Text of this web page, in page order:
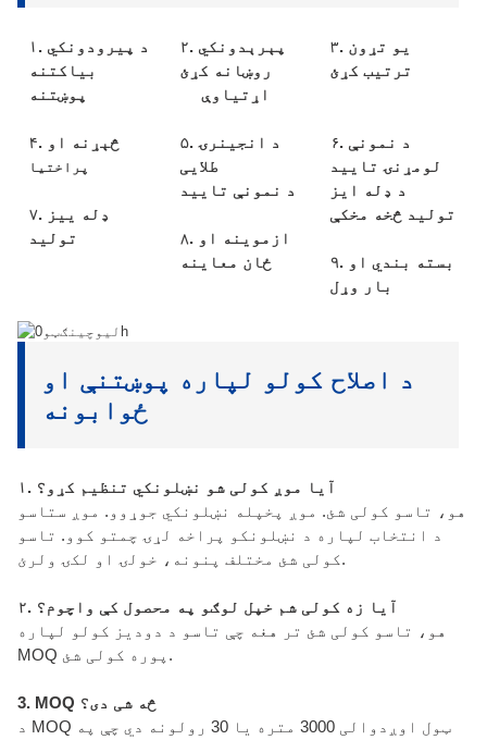
۱. د پیرودونکي
بیاکتنه
پوښتنه
۴. څېړنه او
پراختیا
۷. ډله ییز
تولید
۲. پېرېدونکي
روښانه کړئ
اړتیاوې
۵. د انجینرۍ
طلایی
د نمونې تایید
۸. ازموینه او
ځان معاینه
۳. یو تړون
ترتیب کړئ
۶. د نمونې
لومړنۍ تایید
د ډله ایز
تولید څخه مخکې
۹. بسته بندي او
بار وړل
د اصلاح کولو لپاره پوښتنې او
ځوابونه
۱. آیا موږ کولی شو نښلونکي تنظیم کړو؟
هو، تاسو کولی شئ. موږ پخپله نښلونکي جوړوو. موږ ستاسو
د انتخاب لپاره د نښلونکو پراخه لړۍ چمتو کوو. تاسو
کولی شئ مختلف پنونه، خولۍ او لکۍ ولرئ.
۲. آیا زه کولی شم خپل لوګو په محصول کې واچوم؟
هو، تاسو کولی شئ تر هغه چې تاسو د دودیز کولو لپاره
MOQ پوره کولی شئ.
3. MOQ څه شی دی؟
د MOQ ټول اوږدوالی 3000 متره یا 30 رولونه دي چې په